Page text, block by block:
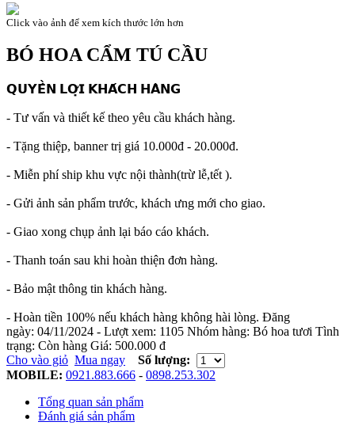
Click vào ảnh để xem kích thước lớn hơn
BÓ HOA CẨM TÚ CẦU
𝗤𝗨𝗬𝗘̂̀𝗡 𝗟𝗢̛̣𝗜 𝗞𝗛𝗔́𝗖𝗛 𝗛𝗔̀𝗡𝗚
- Tư vấn và thiết kế theo yêu cầu khách hàng.
- Tặng thiệp, banner trị giá 10.000đ - 20.000đ.
- Miễn phí ship khu vực nội thành(trừ lễ,tết ).
- Gửi ảnh sản phẩm trước, khách ưng mới cho giao.
- Giao xong chụp ảnh lại báo cáo khách.
- Thanh toán sau khi hoàn thiện đơn hàng.
- Bảo mật thông tin khách hàng.
- Hoàn tiền 100% nếu khách hàng không hài lòng. Đăng
ngày: 04/11/2024 - Lượt xem: 1105 Nhóm hàng: Bó hoa tươi Tình
trạng: Còn hàng Giá: 500.000 đ
Cho vào giỏ Mua ngay
Số lượng:
MOBILE: 0921.883.666 - 0898.253.302
Tổng quan sản phẩm
Đánh giá sản phẩm